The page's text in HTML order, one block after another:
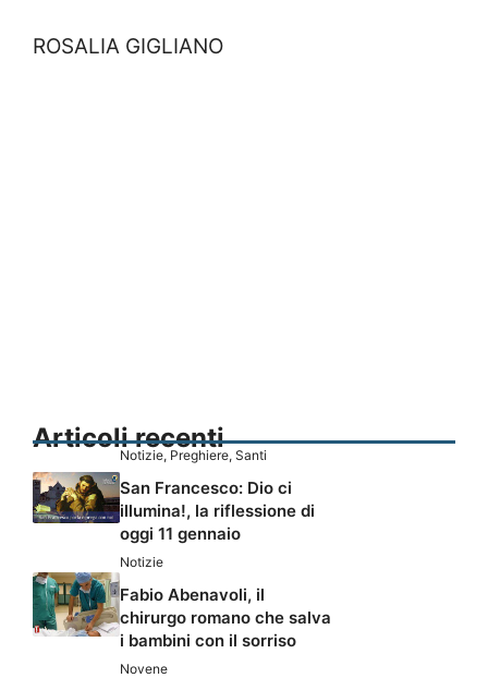
ROSALIA GIGLIANO
Articoli recenti
Notizie, Preghiere, Santi
San Francesco: Dio ci
illumina!, la riflessione di
oggi 11 gennaio
Notizie
Fabio Abenavoli, il
chirurgo romano che salva
i bambini con il sorriso
Novene